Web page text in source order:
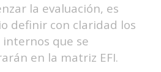
la evaluación, es
definir con claridad los
que se
en la matriz EFI.